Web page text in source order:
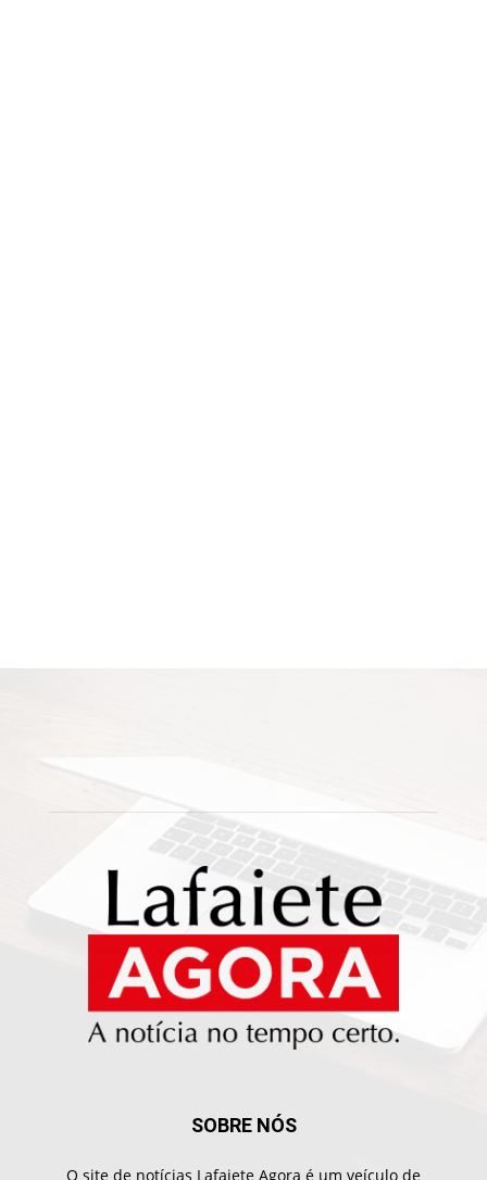
SOBRE NÓS
O site de notícias Lafaiete Agora é um veículo de